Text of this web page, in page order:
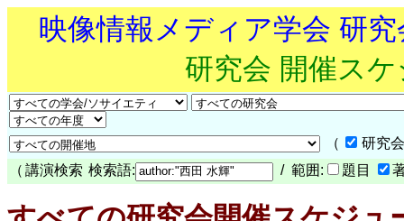
映像情報メディア学会 研
研究会 開催ス
（
研究
（ 講演検索 検索語: / 範囲: 題目